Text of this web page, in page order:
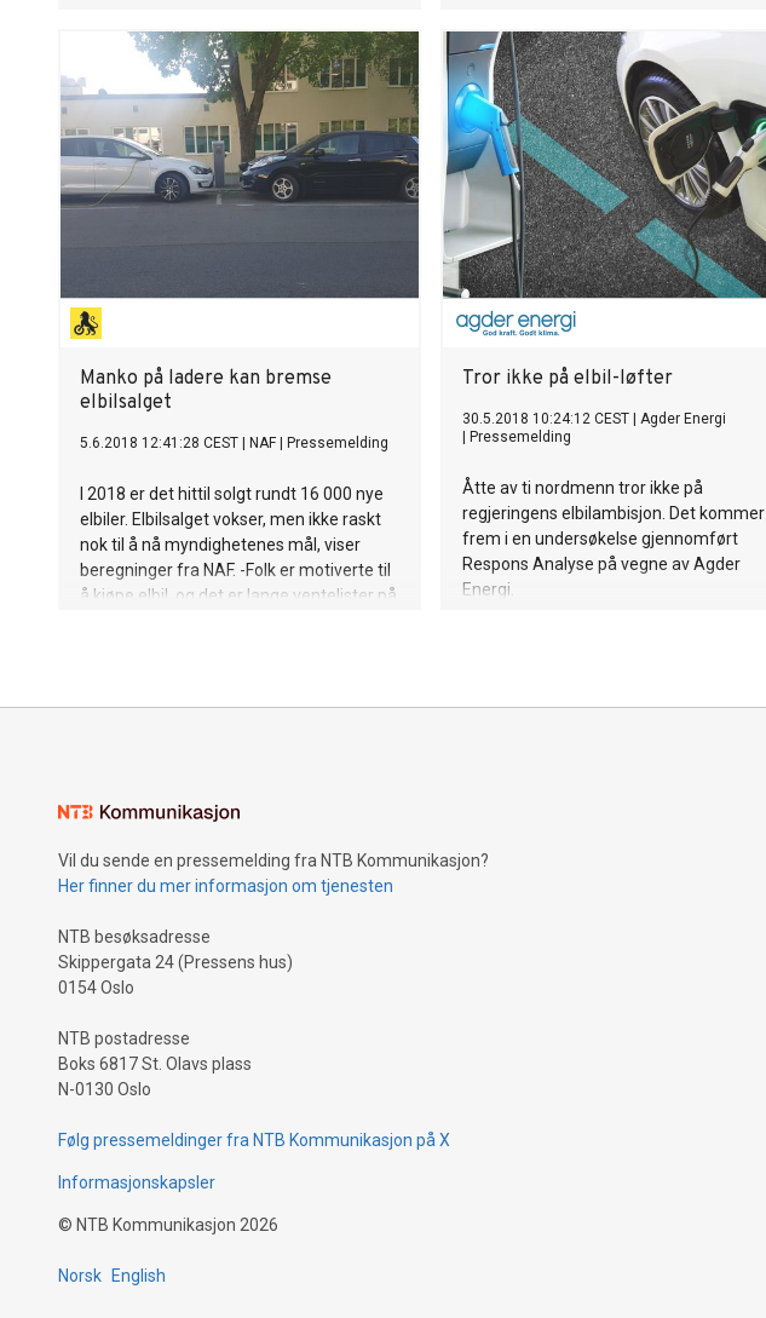
Manko på ladere kan bremse
elbilsalget
5.6.2018 12:41:28 CEST NAF Pressemelding
I 2018 er det hittil solgt rundt 16 000 nye
elbiler. Elbilsalget vokser, men ikke raskt
nok til å nå myndighetenes mål, viser
beregninger fra NAF. -Folk er motiverte til
å kjøpe elbil, og det er lange ventelister på
Tror ikke på elbil-løfter
30.5.2018 10:24:12 CEST
Agder Energi
Pressemelding
Åtte av ti nordmenn tror ikke på
regjeringens elbilambisjon. Det kommer
frem i en undersøkelse gjennomført
Respons Analyse på vegne av Agder
Energi.
Vil du sende en pressemelding fra NTB Kommunikasjon?
Her finner du mer informasjon om tjenesten
NTB besøksadresse
Skippergata 24 (Pressens hus)
0154 Oslo
NTB postadresse
Boks 6817 St. Olavs plass
N-0130 Oslo
Følg pressemeldinger fra NTB Kommunikasjon på X
Informasjonskapsler
© NTB Kommunikasjon 2026
Norsk English